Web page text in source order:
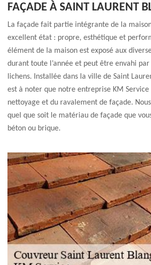
FAÇADE À SAINT LAURENT
La façade fait partie intégrante de la
excellent état : propre, esthétique et
élément de la maison est exposé aux
durant toute l’année et peut être envahi par
lichens. Installée dans la ville de Saint
est à noter que notre entreprise KM Service
nettoyage et du ravalement de façade.
quel que soit le matériau de façade que
béton ou brique.